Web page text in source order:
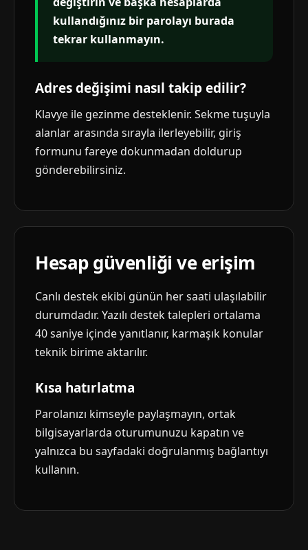
kullandığınız bir parolayı burada
tekrar kullanmayın.
Adres değişimi nasıl takip edilir?
Klavye ile gezinme desteklenir. Sekme tuşuyla
alanlar arasında sırayla ilerleyebilir, giriş
formunu fareye dokunmadan doldurup
gönderebilirsiniz.
Hesap güvenliği ve erişim
Canlı destek ekibi günün her saati ulaşılabilir
durumdadır. Yazılı destek talepleri ortalama
40 saniye içinde yanıtlanır, karmaşık konular
teknik birime aktarılır.
Kısa hatırlatma
Parolanızı kimseyle paylaşmayın, ortak
bilgisayarlarda oturumunuzu kapatın ve
yalnızca bu sayfadaki doğrulanmış bağlantıyı
kullanın.